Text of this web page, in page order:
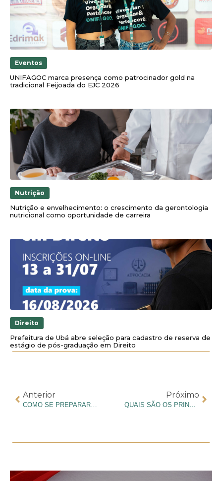
Eventos
UNIFAGOC marca presença como patrocinador gold na
tradicional Feijoada do EJC 2026
Nutrição
Nutrição e envelhecimento: o crescimento da gerontologia
nutricional como oportunidade de carreira
Direito
Prefeitura de Ubá abre seleção para cadastro de reserva de
estágio de pós-graduação em Direito
Anterior Próximo
QUAIS SÃO OS PRINCIPAIS APRENDIZADOS DO INTERNATO EM MEDICINA?